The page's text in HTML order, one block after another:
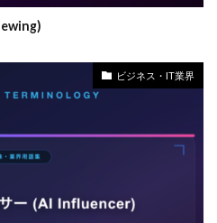
ビジネス・IT業界